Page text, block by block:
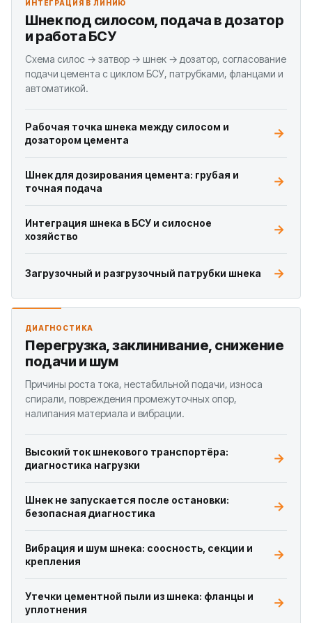
ИНТЕГРАЦИЯ В ЛИНИЮ
Шнек под силосом, подача в дозатор
и работа БСУ
Схема силос → затвор → шнек → дозатор, согласование
подачи цемента с циклом БСУ, патрубками, фланцами и
автоматикой.
Рабочая точка шнека между силосом и
дозатором цемента
Шнек для дозирования цемента: грубая и
точная подача
Интеграция шнека в БСУ и силосное
хозяйство
Загрузочный и разгрузочный патрубки шнека
ДИАГНОСТИКА
Перегрузка, заклинивание, снижение
подачи и шум
Причины роста тока, нестабильной подачи, износа
спирали, повреждения промежуточных опор,
налипания материала и вибрации.
Высокий ток шнекового транспортёра:
диагностика нагрузки
Шнек не запускается после остановки:
безопасная диагностика
Вибрация и шум шнека: соосность, секции и
крепления
Утечки цементной пыли из шнека: фланцы и
уплотнения